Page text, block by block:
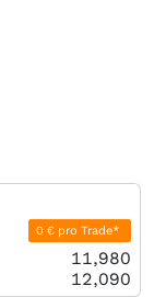
0 € pro Trade*
11,980
12,090